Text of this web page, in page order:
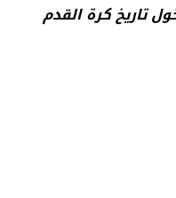
من جهة ودخول تاريخ كرة القدم